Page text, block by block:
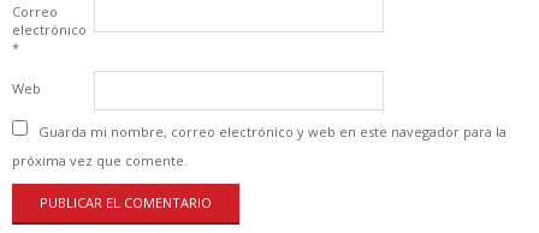
Correo
electrónico
*
Web
Guarda mi nombre, correo electrónico y web en este navegador para la
próxima vez que comente.